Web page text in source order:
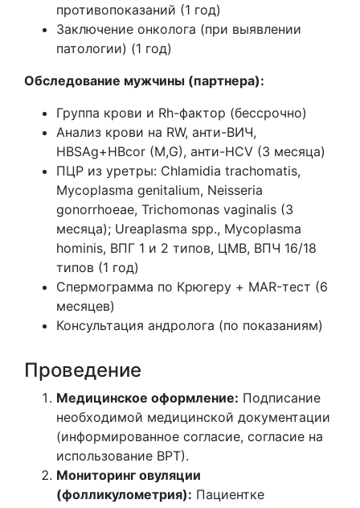
противопоказаний (1 год)
Заключение онколога (при выявлении
патологии) (1 год)
Обследование мужчины (партнера):
Группа крови и Rh-фактор (бессрочно)
Анализ крови на RW, анти-ВИЧ,
HBSAg+HBcor (M,G), анти-HCV (3 месяца)
ПЦР из уретры: Chlamidia trachomatis,
Mycoplasma genitalium, Neisseria
gonorrhoeae, Trichomonas vaginalis (3
месяца); Ureaplasma spp., Mycoplasma
hominis, ВПГ 1 и 2 типов, ЦМВ, ВПЧ 16/18
типов (1 год)
Спермограмма по Крюгеру + MAR-тест (6
месяцев)
Консультация андролога (по показаниям)
Проведение
Медицинское оформление: Подписание
необходимой медицинской документации
(информированное согласие, согласие на
использование ВРТ).
Мониторинг овуляции
(фолликулометрия): Пациентке